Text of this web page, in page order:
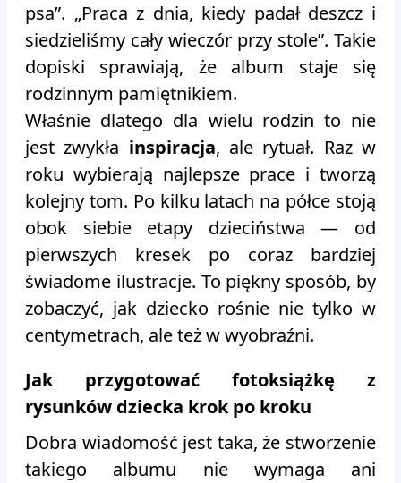
psa”. „Praca z dnia, kiedy padał deszcz i
siedzieliśmy cały wieczór przy stole”. Takie
dopiski sprawiają, że album staje się
rodzinnym pamiętnikiem.
Właśnie dlatego dla wielu rodzin to nie
jest zwykła inspiracja, ale rytuał. Raz w
roku wybierają najlepsze prace i tworzą
kolejny tom. Po kilku latach na półce stoją
obok siebie etapy dzieciństwa — od
pierwszych kresek po coraz bardziej
świadome ilustracje. To piękny sposób, by
zobaczyć, jak dziecko rośnie nie tylko w
centymetrach, ale też w wyobraźni.
Jak przygotować fotoksiążkę z
rysunków dziecka krok po kroku
Dobra wiadomość jest taka, że stworzenie
takiego albumu nie wymaga ani